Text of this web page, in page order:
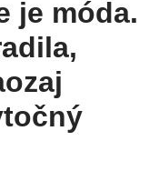
je móda.